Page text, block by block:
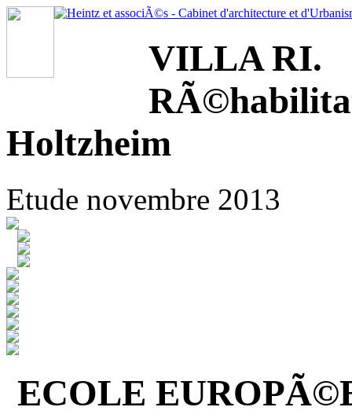
VILLA RI.
Holtzheim
Etude novembre 2013
ECOLE